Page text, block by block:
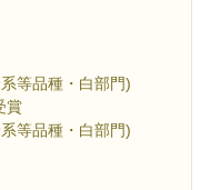
等品種・白部門)
賞
等品種・白部門)